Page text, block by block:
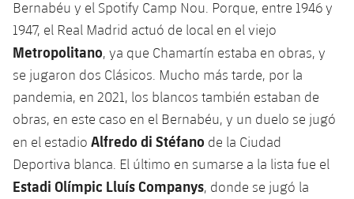
Bernabéu y el Spotify Camp Nou. Porque, entre 1946 y
1947, el Real Madrid actuó de local en el viejo
Metropolitano, ya que Chamartín estaba en obras, y
se jugaron dos Clásicos. Mucho más tarde, por la
pandemia, en 2021, los blancos también estaban de
obras, en este caso en el Bernabéu, y un duelo se jugó
en el estadio Alfredo di Stéfano de la Ciudad
Deportiva blanca. El último en sumarse a la lista fue el
Estadi Olímpic Lluís Companys, donde se jugó la